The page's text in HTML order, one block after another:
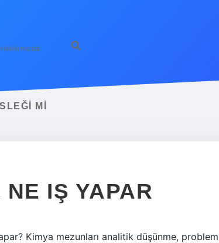
Hakkımızda
MI
IŞ YAPAR
Kimya mezunları analitik düşünme,